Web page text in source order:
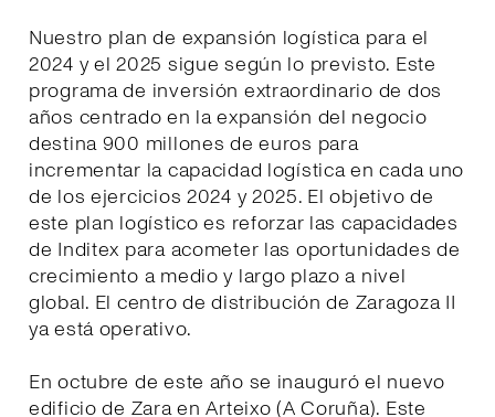
Nuestro plan de expansión logística para el
2024 y el 2025 sigue según lo previsto. Este
programa de inversión extraordinario de dos
años centrado en la expansión del negocio
destina 900 millones de euros para
incrementar la capacidad logística en cada uno
de los ejercicios 2024 y 2025. El objetivo de
este plan logístico es reforzar las capacidades
de Inditex para acometer las oportunidades de
crecimiento a medio y largo plazo a nivel
global. El centro de distribución de Zaragoza II
ya está operativo.
En octubre de este año se inauguró el nuevo
edificio de Zara en Arteixo (A Coruña). Este